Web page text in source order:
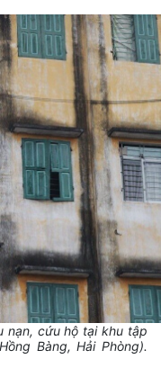
nạn, cứu hộ tại khu tập
Bàng, Hải Phòng).